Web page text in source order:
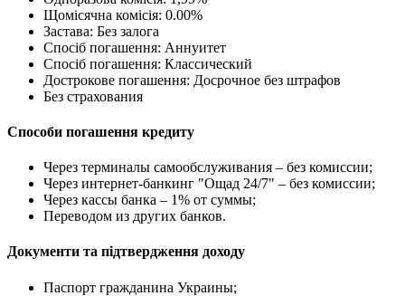
Щомісячна комісія: 0.00%
Застава: Без залога
Спосіб погашення: Aннуитет
Спосіб погашення: Классический
Дострокове погашення: Досрочное без штрафов
Без страхования
Способи погашення кредиту
Через терминалы самообслуживания – без комиссии;
Через интернет-банкинг "Ощад 24/7" – без комиссии;
Через кассы банка – 1% от суммы;
Переводом из других банков.
Документи та підтвердження доходу
Паспорт гражданина Украины;